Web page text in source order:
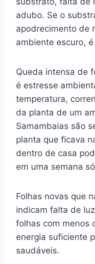
adubo. Se o
apodrecimento de
ambiente escuro,
Queda intensa de
é estresse
temperatura,
da planta de um
Samambaias são
planta que ficava
dentro de casa
em uma semana
Folhas novas que
indicam falta de
folhas com menos
energia suficiente
saudáveis.